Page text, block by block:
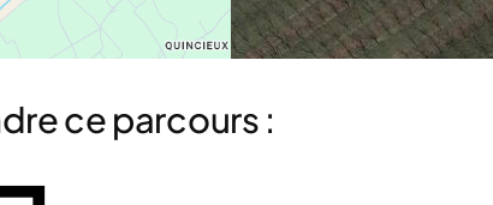
ce parcours :